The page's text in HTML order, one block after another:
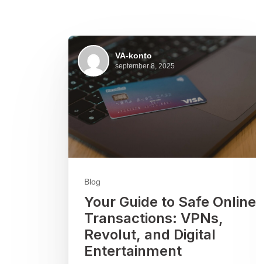
VA-konto
september 8, 2025
Blog
Your Guide to Safe Online
Transactions: VPNs,
Revolut, and Digital
Entertainment